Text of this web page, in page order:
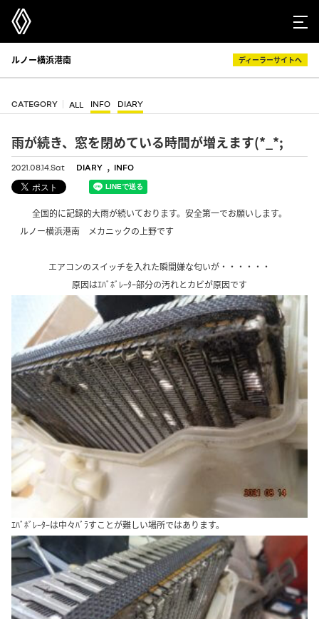
ルノー横浜港南 ディーラーサイトへ
CATEGORY ALL INFO DIARY
雨が続き、窓を閉めている時間が増えます(*_*;
2021.08.14.Sat DIARY , INFO
全国的に記録的大雨が続いております。安全第一でお願いします。
ルノー横浜港南 メカニックの上野です
エアコンのスイッチを入れた瞬間嫌な匂いが・・・・・・
原因はｴﾊﾞﾎﾞﾚｰﾀｰ部分の汚れとカビが原因です
ｴﾊﾞﾎﾞﾚｰﾀｰは中々ﾊﾞﾗすことが難しい場所ではあります。